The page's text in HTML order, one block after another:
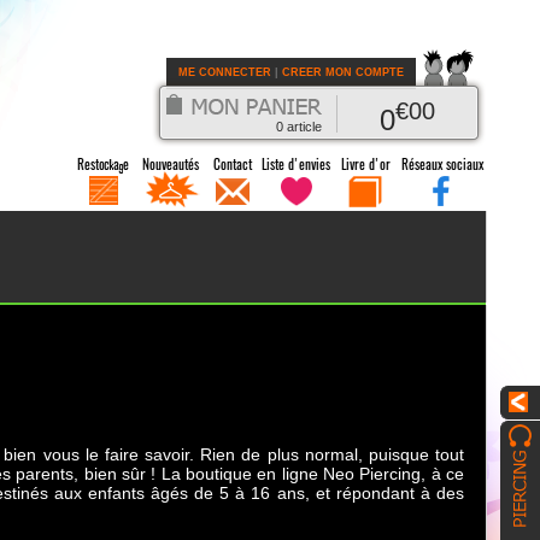
0 article 0€00
ME CONNECTER CREER MON COMPTE
vous le faire savoir. Rien de plus normal, puisque tout
parents, bien sûr ! La boutique en ligne Neo Piercing, à ce
aux enfants âgés de 5 à 16 ans, et répondant à des